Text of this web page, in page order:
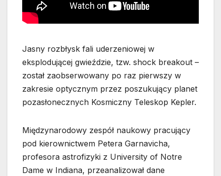
Jasny rozbłysk fali uderzeniowej w
eksplodującej gwieździe, tzw. shock breakout –
został zaobserwowany po raz pierwszy w
zakresie optycznym przez poszukujący planet
pozasłonecznych Kosmiczny Teleskop Kepler.
Międzynarodowy zespół naukowy pracujący
pod kierownictwem Petera Garnavicha,
profesora astrofizyki z University of Notre
Dame w Indiana, przeanalizował dane